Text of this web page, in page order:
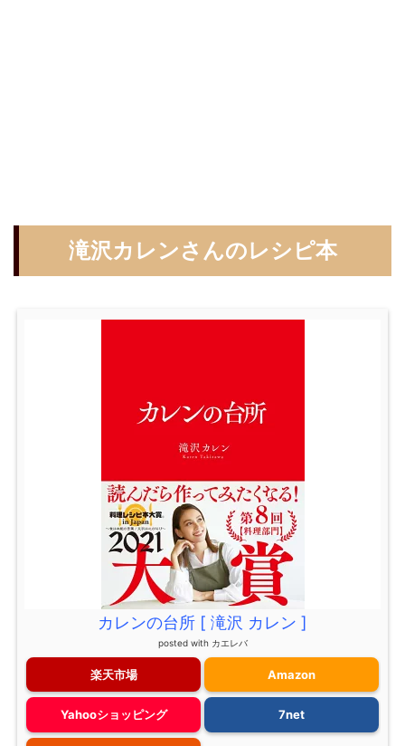
滝沢カレンさんのレシピ本
カレンの台所 [ 滝沢 カレン ]
posted with カエレバ
楽天市場 Amazon
Yahooショッピング 7net